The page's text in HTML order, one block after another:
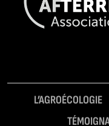
L’AGROÉCOLOGIE